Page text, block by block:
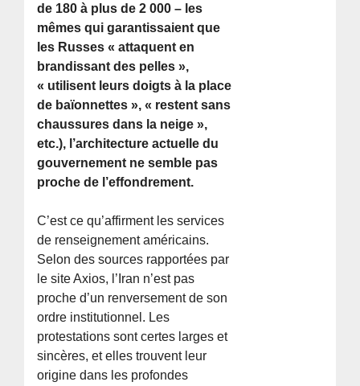
de 180 à plus de 2 000 – les
mêmes qui garantissaient que
les Russes « attaquent en
brandissant des pelles »,
« utilisent leurs doigts à la place
de baïonnettes », « restent sans
chaussures dans la neige »,
etc.), l’architecture actuelle du
gouvernement ne semble pas
proche de l’effondrement.
C’est ce qu’affirment les services
de renseignement américains.
Selon des sources rapportées par
le site Axios, l’Iran n’est pas
proche d’un renversement de son
ordre institutionnel. Les
protestations sont certes larges et
sincères, et elles trouvent leur
origine dans les profondes